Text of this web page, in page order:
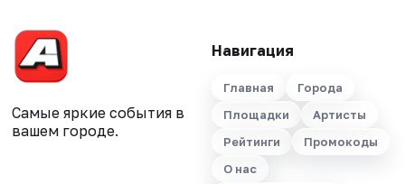
Самые яркие события в
вашем городе.
Навигация
Главная
Города
Площадки
Артисты
Рейтинги
Промокоды
О нас